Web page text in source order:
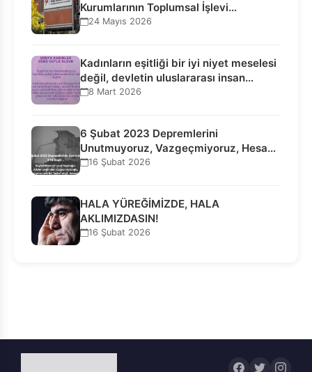
Kurumlarının Toplumsal İşlevi
Kurucularının Ticari Akıbetine
24 Mayıs 2026
Kadınların eşitliği bir iyi niyet meselesi
değil, devletin uluslararası insan…
8 Mart 2026
6 Şubat 2023 Depremlerini
Unutmuyoruz, Vazgeçmiyoruz, Hesap
Sorulmasını İstiyoruz!
16 Şubat 2026
HALA YÜREĞİMİZDE, HALA
AKLIMIZDASIN!
16 Şubat 2026